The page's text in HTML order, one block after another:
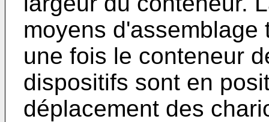
moyens
une fois le conteneur
dispositifs sont en
déplacement des